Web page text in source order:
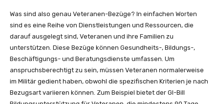
Was sind also genau Veteranen-Bezüge? In einfachen Worten
sind es eine Reihe von Dienstleistungen und Ressourcen, die
darauf ausgelegt sind, Veteranen und ihre Familien zu
unterstützen. Diese Bezüge können Gesundheits-, Bildungs-,
Beschäftigungs- und Beratungsdienste umfassen. Um
anspruchsberechtigt zu sein, müssen Veteranen normalerweise
im Militär gedient haben, obwohl die spezifischen Kriterien je nach
Bezugsart variieren können. Zum Beispiel bietet der GI-Bill